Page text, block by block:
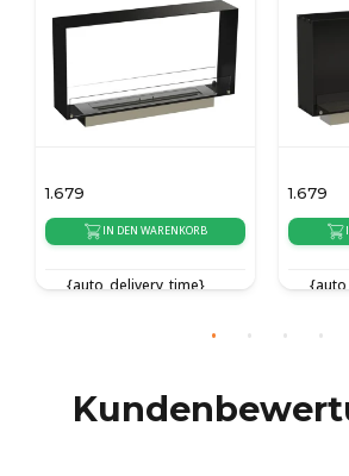
1.679
IN DEN WARENKORB
{auto_delivery_time}
1.679